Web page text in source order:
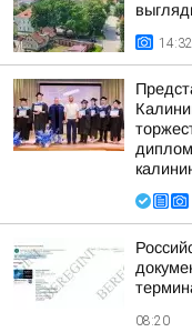
14:32
08:20